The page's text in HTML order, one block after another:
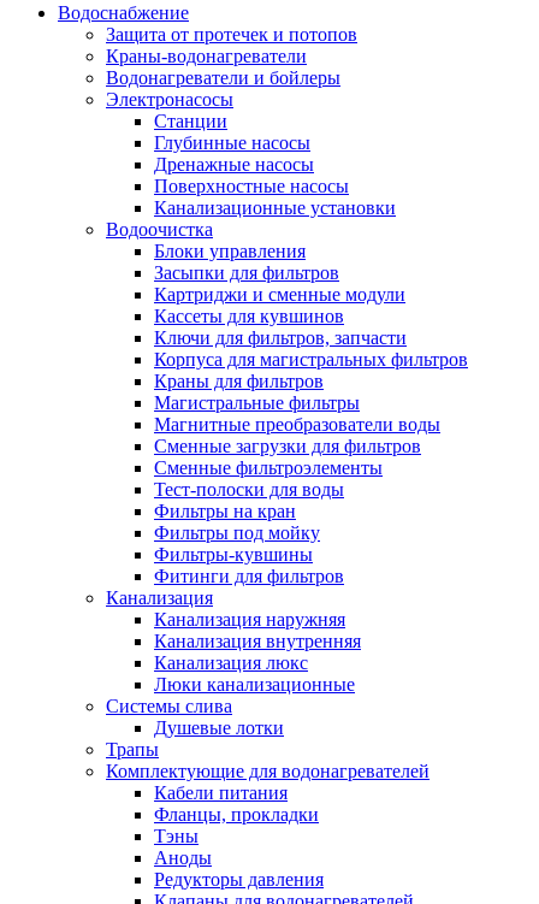
Строительные товары
Все для бани
Полезные статьи
Новости и Акции
Оплата и доставка
Сервис-центр
Адреса Сервис-центров
Условия возврата товара
Обмен и возврат товара
Водоснабжение
Защита от протечек и потопов
Краны-водонагреватели
Водонагреватели и бойлеры
Электронасосы
Станции
Глубинные насосы
Дренажные насосы
Поверхностные насосы
Канализационные установки
Водоочистка
Блоки управления
Засыпки для фильтров
Картриджи и сменные модули
Кассеты для кувшинов
Ключи для фильтров, запчасти
Корпуса для магистральных фильтров
Краны для фильтров
Магистральные фильтры
Магнитные преобразователи воды
Сменные загрузки для фильтров
Сменные фильтроэлементы
Тест-полоски для воды
Фильтры на кран
Фильтры под мойку
Фильтры-кувшины
Фитинги для фильтров
Канализация
Канализация наружняя
Канализация внутренняя
Канализация люкс
Люки канализационные
Системы слива
Душевые лотки
Трапы
Комплектующие для водонагревателей
Кабели питания
Фланцы, прокладки
Тэны
Аноды
Редукторы давления